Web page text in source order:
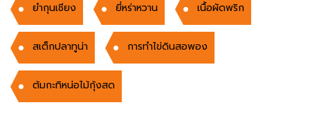
ยำกุนเชียง ยี่หร่าหวาน เนื้อผัดพริก
สเต็กปลาทูน่า การทําไข่ดินสอพอง
ต้มกะทิหน่อไม้กุ้งสด